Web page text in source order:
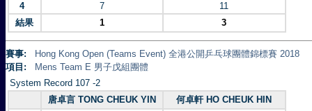
4
7
11
結果
1 3
賽事:
Hong Kong Open (Teams Event) 全港公開乒乓球團體錦標賽 2018
項目:
Mens Team E 男子戊組團體
System Record 107 -2
唐卓言 TONG CHEUK YIN
何卓軒 HO CHEUK HIN